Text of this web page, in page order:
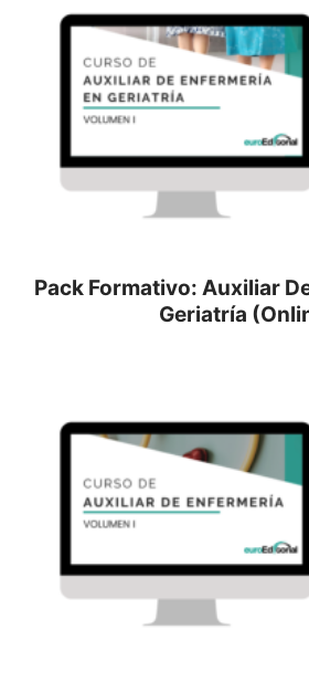
Pack Formativo: Auxiliar
Geriatría